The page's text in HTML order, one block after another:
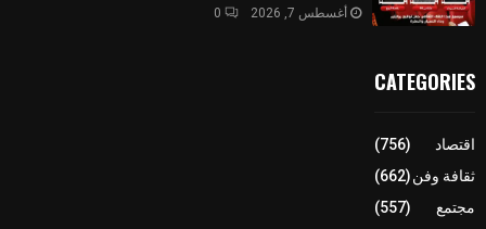
أغسطس 7, 2026 0
CATEGORIES
اقتصاد
(756)
ثقافة وفن(662)
مجتمع
(557)